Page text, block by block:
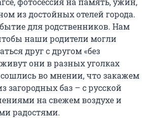
из достойных отелей города.
для родственников. Нам
наши родители могли
друг с другом «без
живут они в разных уголках
во мнении, что закажем
загородных баз – с русской
на свежем воздухе и
радостями.